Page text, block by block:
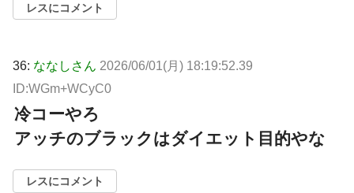
レスにコメント
36: ななしさん 2026/06/01(月) 18:19:52.39
ID:WGm+WCyC0
冷コーやろ
アッチのブラックはダイエット目的やな
レスにコメント